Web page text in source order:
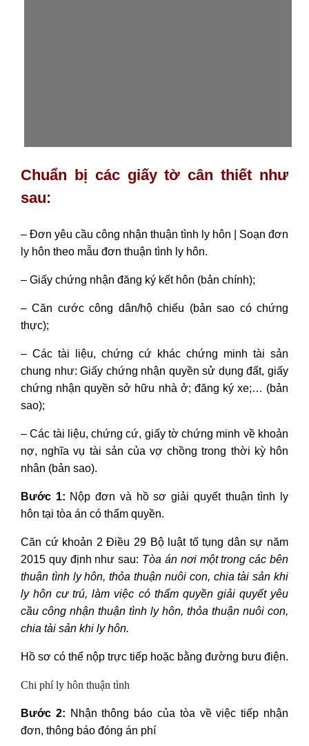
Chuẩn bị các giấy tờ cân thiết như
sau:
– Đơn yêu cầu công nhận thuận tình ly hôn | Soạn đơn
ly hôn theo mẫu đơn thuận tình ly hôn.
– Giấy chứng nhận đăng ký kết hôn (bản chính);
– Căn cước công dân/hộ chiếu (bản sao có chứng
thực);
– Các tài liệu, chứng cứ khác chứng minh tài sản
chung như: Giấy chứng nhận quyền sử dụng đất, giấy
chứng nhận quyền sở hữu nhà ở; đăng ký xe;… (bản
sao);
– Các tài liệu, chứng cứ, giấy tờ chứng minh về khoản
nợ, nghĩa vụ tài sản của vợ chồng trong thời kỳ hôn
nhân (bản sao).
Bước 1: Nộp đơn và hồ sơ giải quyết thuận tình ly
hôn tại tòa án có thẩm quyền.
Căn cứ khoản 2 Điều 29 Bộ luật tố tụng dân sự năm
2015 quy định như sau: Tòa án nơi một trong các bên
thuận tình ly hôn, thỏa thuận nuôi con, chia tài sản khi
ly hôn cư trú, làm việc có thẩm quyền giải quyết yêu
cầu công nhận thuận tình ly hôn, thỏa thuận nuôi con,
chia tài sản khi ly hôn.
Hồ sơ có thể nộp trực tiếp hoặc bằng đường bưu điện.
Chi phí ly hôn thuận tình
Bước 2: Nhận thông báo của tòa về việc tiếp nhận
đơn, thông báo đóng án phí